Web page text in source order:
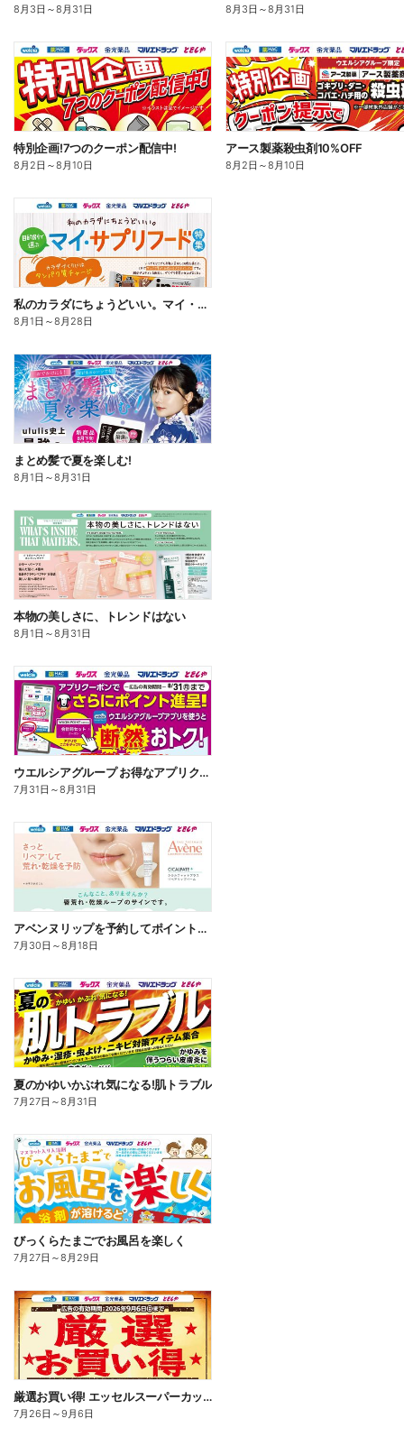
8月3日 ～8月31日 8月3日 ～8月31日
特別企画!7つのクーポン配信中!
8月2日 ～8月10日
アース製薬殺虫剤10%OFF
8月2日 ～8月10日
私のカラダにちょうどいい。マイ・サプリフード
8月1日 ～8月28日
まとめ髪で夏を楽しむ!
8月1日 ～8月31日
本物の美しさに、トレンドはない
8月1日 ～8月31日
ウエルシアグループ お得なアプリクーポン
7月31日 ～8月31日
アベンヌリップを予約してポイントゲット!
7月30日 ～8月18日
夏のかゆいかぶれ気になる!肌トラブル
7月27日 ～8月31日
びっくらたまごでお風呂を楽しく
7月27日 ～8月29日
厳選お買い得! エッセルスーパーカップ
7月26日 ～9月6日